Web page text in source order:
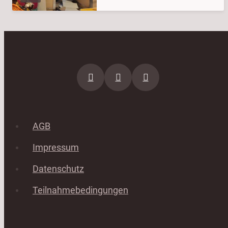
AGB
Impressum
Datenschutz
Teilnahmebedingungen